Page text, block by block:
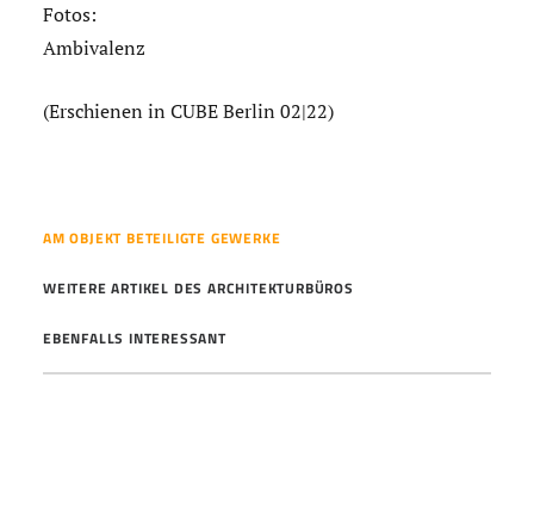
Fotos:
Ambivalenz
(Erschienen in CUBE Berlin 02|22)
AM OBJEKT BETEILIGTE GEWERKE
WEITERE ARTIKEL DES ARCHITEKTURBÜROS
EBENFALLS INTERESSANT